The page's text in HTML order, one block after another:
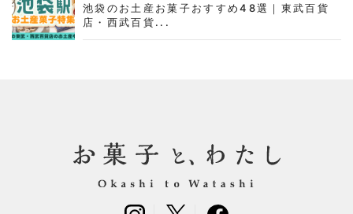
池袋のお土産お菓子おすすめ48選｜東武百貨
店・西武百貨...